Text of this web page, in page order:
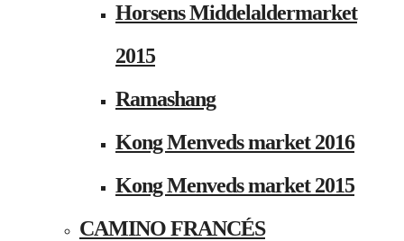
Horsens Middelaldermarket
2015
Ramashang
Kong Menveds market 2016
Kong Menveds market 2015
CAMINO FRANCÉS